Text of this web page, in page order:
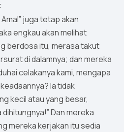
juga tetap akan
engkau akan melihat
berdosa itu, merasa takut
di dalamnya; dan mereka
celakanya kami, mengapa
Ia tidak
kecil atau yang besar,
Dan mereka
mereka kerjakan itu sedia